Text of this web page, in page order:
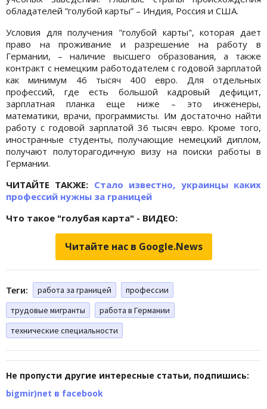
обладателей ”голубой карты” – Индия, Россия и США.
Условия для получения "голубой карты", которая дает
право на проживание и разрешение на работу в
Германии, – наличие высшего образования, а также
контракт с немецким работодателем с годовой зарплатой
как минимум 46 тысяч 400 евро. Для отдельных
профессий, где есть большой кадровый дефицит,
зарплатная планка еще ниже – это инженеры,
математики, врачи, программисты. Им достаточно найти
работу с годовой зарплатой 36 тысяч евро. Кроме того,
иностранные студенты, получающие немецкий диплом,
получают полуторагодичную визу на поиски работы в
Германии.
ЧИТАЙТЕ ТАКЖЕ: Стало известно, украинцы каких
профессий нужны за границей
Что такое "голубая карта" - ВИДЕО:
Читайте нас в Google.News
Теги: работа за границей
профессии
трудовые мигранты
работа в Германии
технические специальности
Не пропусти другие интересные статьи, подпишись:
bigmir)net в facebook